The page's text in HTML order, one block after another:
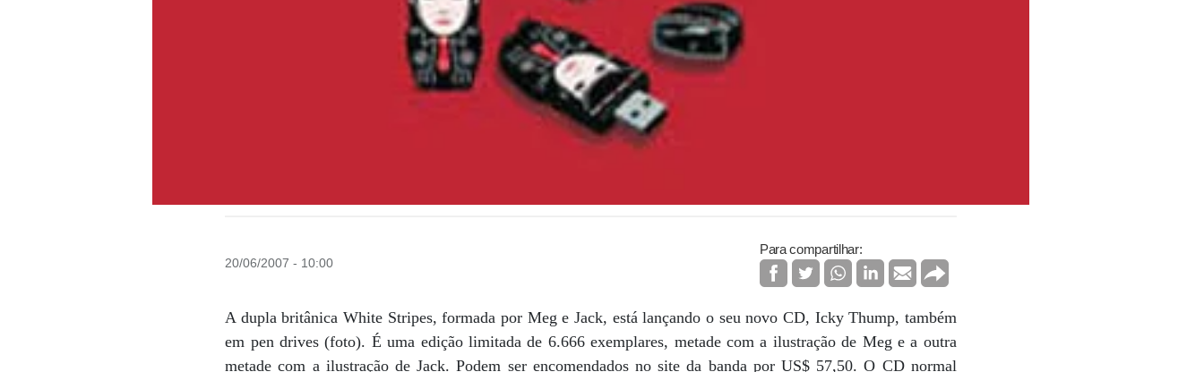
20/06/2007 - 10:00
Para compartilhar:
A dupla britânica White Stripes, formada por Meg e Jack, está lançando o seu novo CD, Icky Thump, também
em pen drives (foto). É uma edição limitada de 6.666 exemplares, metade com a ilustração de Meg e a outra
metade com a ilustração de Jack. Podem ser encomendados no site da banda por US$ 57,50. O CD normal